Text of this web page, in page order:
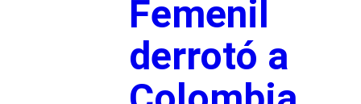
Femenil
derrotó a